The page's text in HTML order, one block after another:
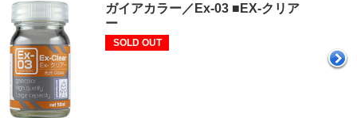
ガイアカラー／Ex-03 ■EX-クリア
ー
SOLD OUT